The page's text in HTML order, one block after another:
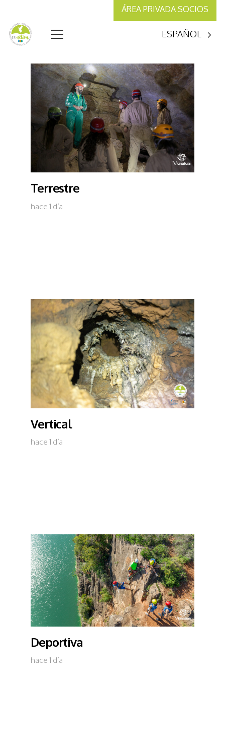
ÁREA PRIVADA SOCIOS
ESPAÑOL
Terrestre
hace 1 día
Vertical
hace 1 día
Deportiva
hace 1 día